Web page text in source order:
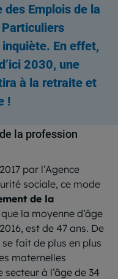
des Emplois de la
En effet,
2030, une
à la retraite et
!
la profession
par l’Agence
sociale, ce mode
de la
la moyenne d’âge
est de 47 ans. De
fait de plus en plus
maternelles
à l’âge de 34